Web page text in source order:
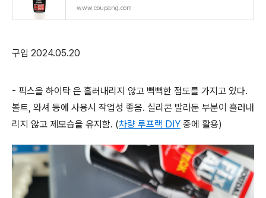
www.coupang.com
구입 2024.05.20
- 픽스올 하이탁 은 흘러내리지 않고 뻑뻑한 점도를 가지고 있다.
볼트, 와셔 등에 사용시 작업성 좋음. 실리콘 발라둔 부분이 흘러내
리지 않고 제모습을 유지함. (차량 루프랙 DIY 중에 활용)